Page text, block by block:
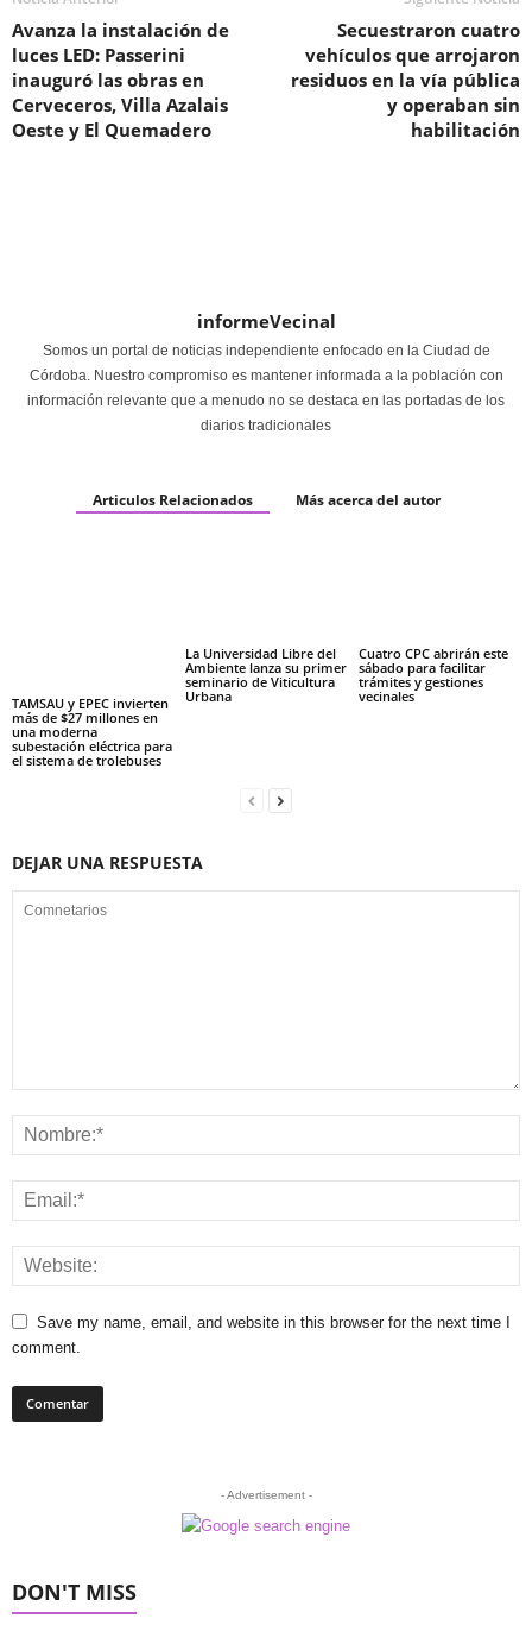
Avanza la instalación de
luces LED: Passerini
inauguró las obras en
Cerveceros, Villa Azalais
Oeste y El Quemadero
Secuestraron cuatro
vehículos que arrojaron
residuos en la vía pública
y operaban sin
habilitación
informeVecinal
Somos un portal de noticias independiente enfocado en la Ciudad de
Córdoba. Nuestro compromiso es mantener informada a la población con
información relevante que a menudo no se destaca en las portadas de los
diarios tradicionales
Articulos Relacionados Más acerca del autor
TAMSAU y EPEC invierten
más de $27 millones en
una moderna
subestación eléctrica para
el sistema de trolebuses
La Universidad Libre del
Ambiente lanza su primer
seminario de Viticultura
Urbana
Cuatro CPC abrirán este
sábado para facilitar
trámites y gestiones
vecinales
DEJAR UNA RESPUESTA
Save my name, email, and website in this browser for the next time I
comment.
- Advertisement -
DON'T MISS